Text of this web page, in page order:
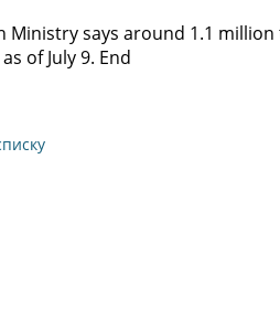
Ministry says around 1.1
of July 9. End